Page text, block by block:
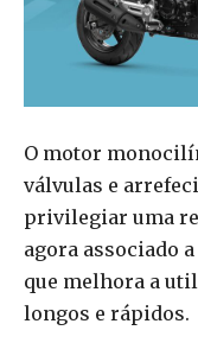
O motor
válvulas e
privilegiar uma
agora associado
que melhora a
longos e rápidos.